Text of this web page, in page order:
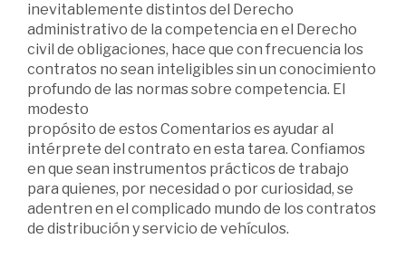
inevitablemente distintos del Derecho
administrativo de la competencia en el Derecho
civil de obligaciones, hace que con frecuencia los
contratos no sean inteligibles sin un conocimiento
profundo de las normas sobre competencia. El
modesto
propósito de estos Comentarios es ayudar al
intérprete del contrato en esta tarea. Confiamos
en que sean instrumentos prácticos de trabajo
para quienes, por necesidad o por curiosidad, se
adentren en el complicado mundo de los contratos
de distribución y servicio de vehículos.